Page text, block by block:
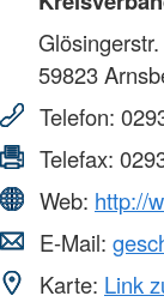
Glösingerstr.
59823
Telefon:
Telefax:
Web: http://
E-Mail:
Karte: Link